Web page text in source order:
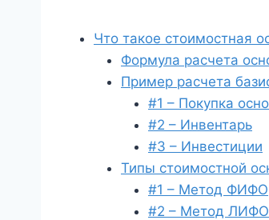
Что такое стоимостная
Формула расчета
Пример расчета
#1 – Покупка
#2 – Инвентарь
#3 – Инвестиции
Типы стоимостной
#1 – Метод ФИФО
#2 – Метод ЛИФО